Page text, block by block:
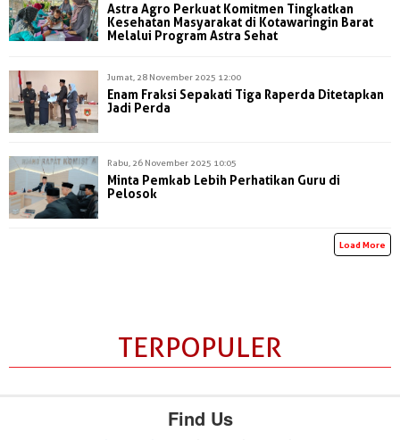
Astra Agro Perkuat Komitmen Tingkatkan
Kesehatan Masyarakat di Kotawaringin Barat
Melalui Program Astra Sehat
Jumat, 28 November 2025 12:00
Enam Fraksi Sepakati Tiga Raperda Ditetapkan
Jadi Perda
Rabu, 26 November 2025 10:05
Minta Pemkab Lebih Perhatikan Guru di
Pelosok
Load More
TERPOPULER
Find Us